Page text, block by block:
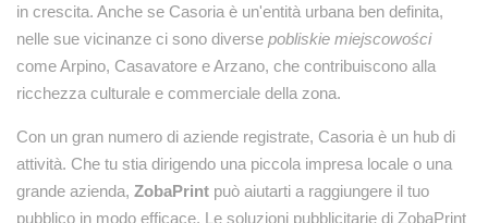
in crescita. Anche se Casoria è un'entità urbana ben definita,
nelle sue vicinanze ci sono diverse pobliskie miejscowości
come Arpino, Casavatore e Arzano, che contribuiscono alla
ricchezza culturale e commerciale della zona.
Con un gran numero di aziende registrate, Casoria è un hub di
attività. Che tu stia dirigendo una piccola impresa locale o una
grande azienda, ZobaPrint può aiutarti a raggiungere il tuo
pubblico in modo efficace. Le soluzioni pubblicitarie di ZobaPrint